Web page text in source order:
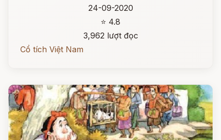
24-09-2020
⭐ 4.8
3,962 lượt đọc
Cổ tích Việt Nam